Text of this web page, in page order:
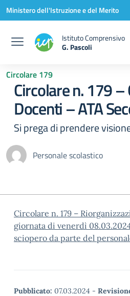
Vai ai contenuti
Vai al menu di navigazione
Vai al footer
Ministero dell'Istruzione e del Merito
Istituto Comprensivo
G. Pascoli
Circolare 179
Circolare n. 179
Docenti – ATA
Si prega di prendere
Personale scolastico
Circolare n. 179 –
giornata di venerdì
sciopero da parte del
Pubblicato: 07.03.2024 -